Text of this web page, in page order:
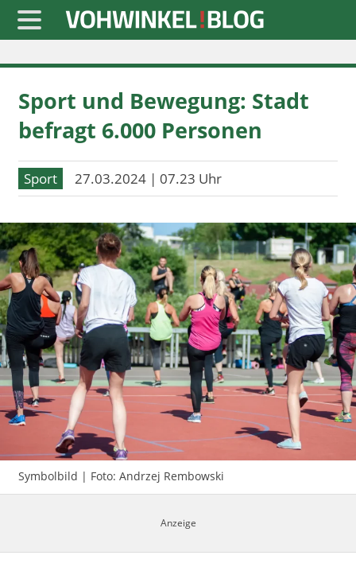
Startseite
» Blaulicht
» Freizeit
» Notizen
» Politik
» Sport
» Wirtschaft
Werbung
Datenschutz
Impressum
Sport und Bewegung: Stadt
befragt 6.000 Personen
Sport 27.03.2024 | 07.23 Uhr
Symbolbild | Foto: Andrzej Rembowski